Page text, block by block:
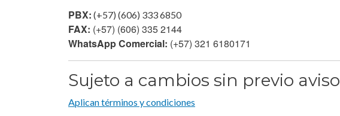
PBX: (+57) (606) 333 6850
FAX: (+57) (606) 335 2144
WhatsApp Comercial: (+57) 321 6180171
Sujeto a cambios sin previo aviso
Aplican términos y condiciones